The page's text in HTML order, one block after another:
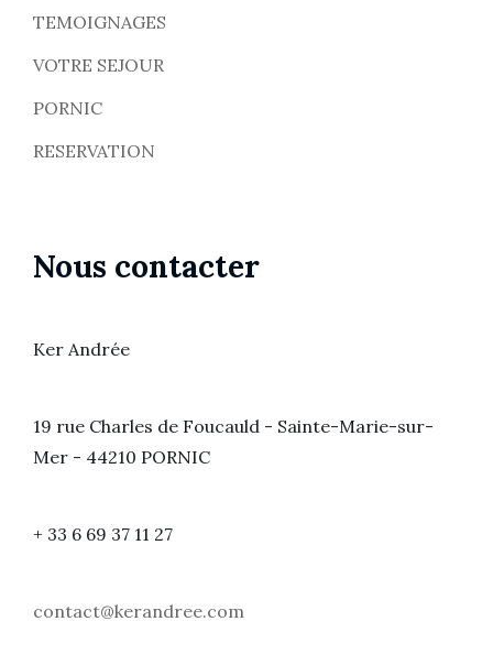
TEMOIGNAGES
VOTRE SEJOUR
PORNIC
RESERVATION
Nous contacter
Ker Andrée
19 rue Charles de Foucauld - Sainte-Marie-sur-
Mer - 44210 PORNIC
+ 33 6 69 37 11 27
contact@kerandree.com